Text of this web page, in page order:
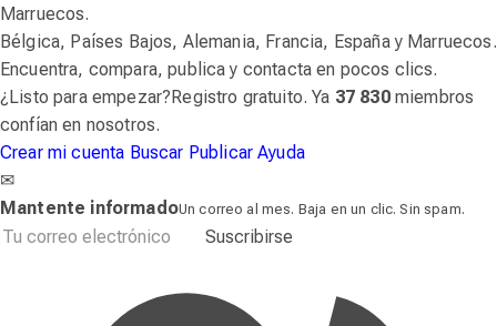
Marruecos.
Bélgica, Países Bajos, Alemania, Francia, España y Marruecos.
Encuentra, compara, publica y contacta en pocos clics.
¿Listo para empezar?Registro gratuito. Ya 37 830miembros
confían en nosotros.
Crear mi cuenta Buscar Publicar Ayuda
✉
Mantente informadoUn correo al mes. Baja en un clic. Sin spam.
Suscribirse